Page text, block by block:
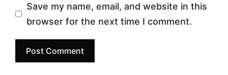
Save my name, email, and website in this
browser for the next time I comment.